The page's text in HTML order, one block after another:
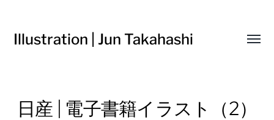
Illustration | Jun Takahashi
日産 | 電子書籍イラスト（2）